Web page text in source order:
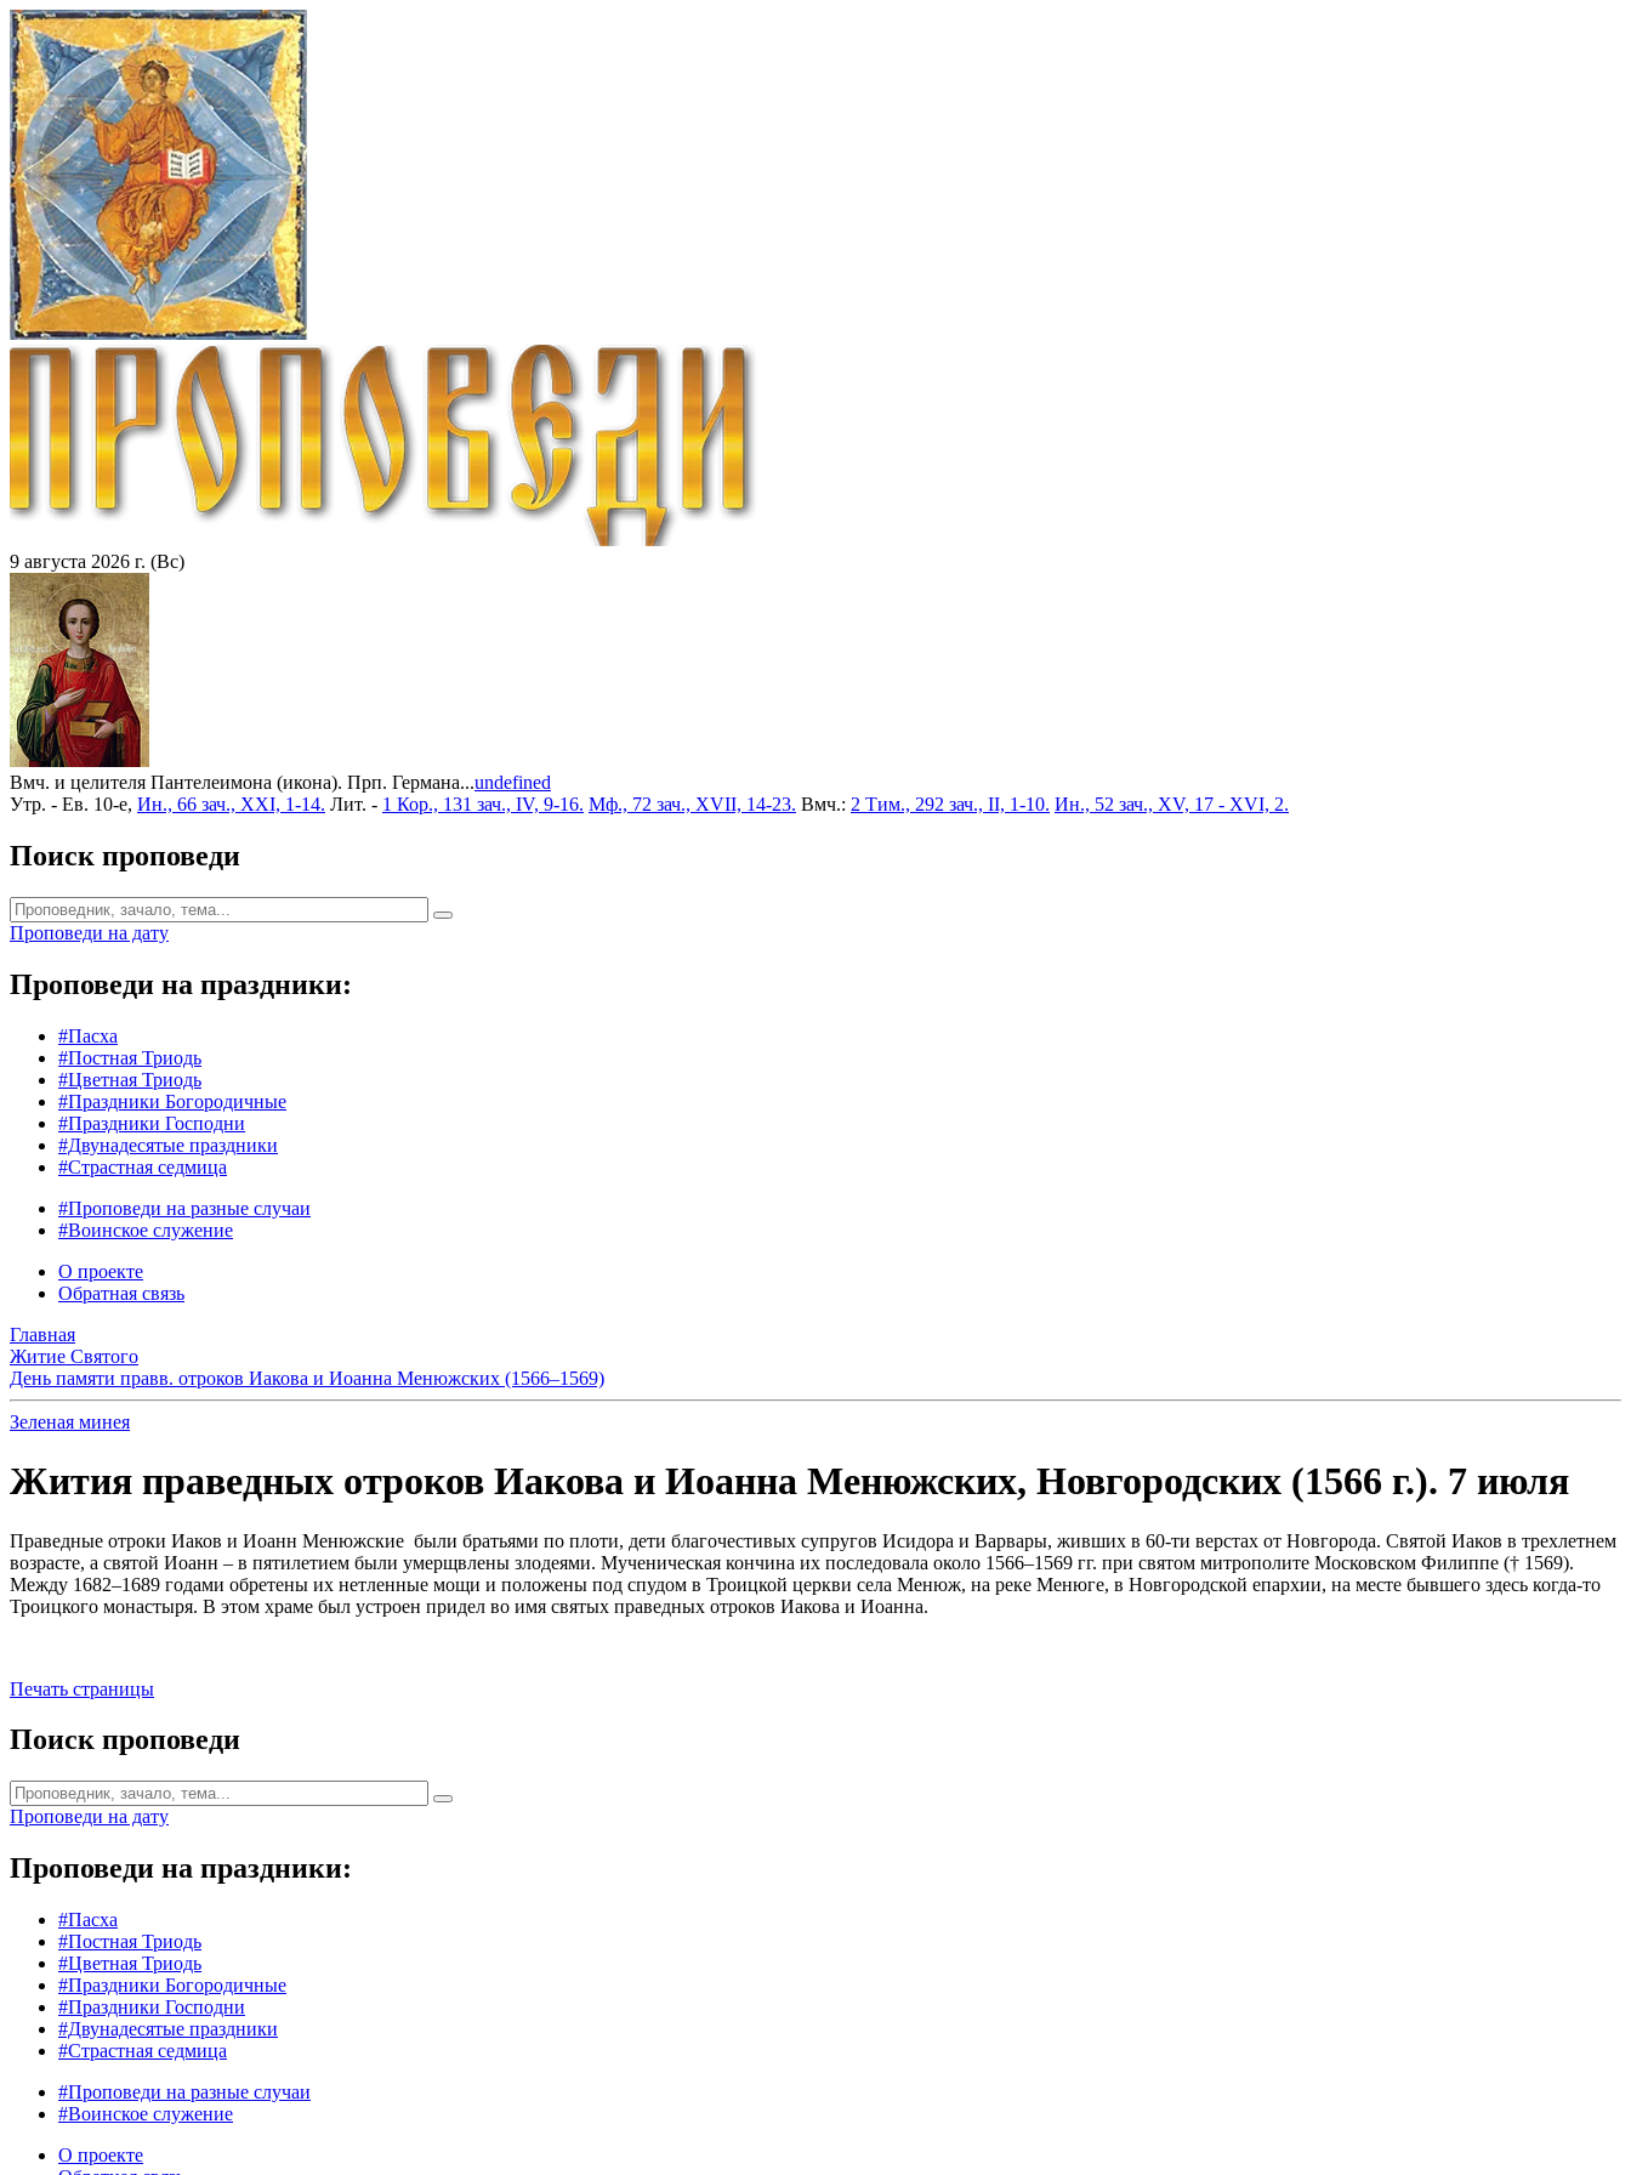
9 августа 2026 г. (Вс)
Вмч. и целителя Пантелеимона (икона). Прп. Германа...undefined
Утр. - Ев. 10-е, Ин., 66 зач., XXI, 1-14. Лит. - 1 Кор., 131 зач., IV, 9-16. Мф., 72 зач., XVII, 14-23. Вмч.: 2 Тим., 292 зач., II, 1-10. Ин., 52 зач., XV, 17 - XVI, 2.
Поиск проповеди
Проповеди на дату
Проповеди на праздники:
#Пасха
#Постная Триодь
#Цветная Триодь
#Праздники Богородичные
#Праздники Господни
#Двунадесятые праздники
#Страстная седмица
#Проповеди на разные случаи
#Воинское служение
О проекте
Обратная связь
Главная
Житие Святого
День памяти правв. отроков Иакова и Иоанна Менюжских (1566–1569)
Зеленая минея
Жития праведных отроков Иакова и Иоанна Менюжских, Новгородских (1566 г.). 7 июля
Праведные отроки Иаков и Иоанн Менюжские были братьями по плоти, дети благочестивых супругов Исидора и Варвары, живших в 60-ти верстах от Новгорода. Святой Иаков в трехлетнем
возрасте, а святой Иоанн – в пятилетием были умерщвлены злодеями. Мученическая кончина их последовала около 1566–1569 гг. при святом митрополите Московском Филиппе († 1569).
Между 1682–1689 годами обретены их нетленные мощи и положены под спудом в Троицкой церкви села Менюж, на реке Менюге, в Новгородской епархии, на месте бывшего здесь когда-то
Троицкого монастыря. В этом храме был устроен придел во имя святых праведных отроков Иакова и Иоанна.
Печать страницы
Поиск проповеди
Проповеди на дату
Проповеди на праздники:
#Пасха
#Постная Триодь
#Цветная Триодь
#Праздники Богородичные
#Праздники Господни
#Двунадесятые праздники
#Страстная седмица
#Проповеди на разные случаи
#Воинское служение
О проекте